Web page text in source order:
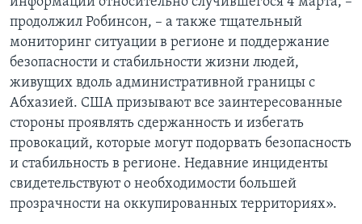
продолжил Робинсон, – а также тщательный
мониторинг ситуации в регионе и поддержание
безопасности и стабильности жизни людей,
живущих вдоль административной границы с
Абхазией. США призывают все заинтересованные
стороны проявлять сдержанность и избегать
провокаций, которые могут подорвать безопасность
и стабильность в регионе. Недавние инциденты
свидетельствуют о необходимости большей
прозрачности на оккупированных территориях».